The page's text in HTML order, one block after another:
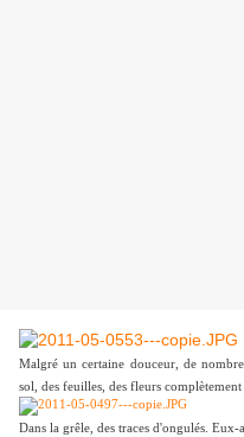
Malgré un certaine douceur, de
sol, des feuilles, des fleurs complètement
Dans la grêle, des traces d'ongulés.